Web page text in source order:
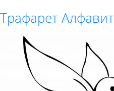
Трафарет Алфавит